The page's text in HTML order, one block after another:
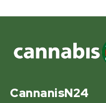
CannanisN24